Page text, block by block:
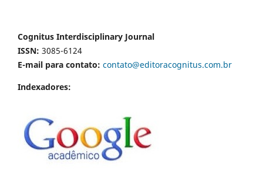
Cognitus Interdisciplinary Journal
ISSN: 3085-6124
E-mail para contato: contato@editoracognitus.com.br
Indexadores: